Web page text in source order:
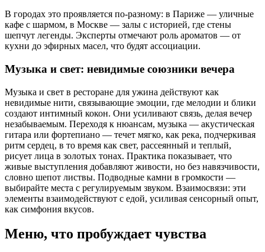
В городах это проявляется по-разному: в Париже — уличные
кафе с шармом, в Москве — залы с историей, где стены
шепчут легенды. Эксперты отмечают роль ароматов — от
кухни до эфирных масел, что будят ассоциации.
Музыка и свет: невидимые союзники вечера
Музыка и свет в ресторане для ужина действуют как
невидимые нити, связывающие эмоции, где мелодии и блики
создают интимный кокон. Они усиливают связь, делая вечер
незабываемым. Переходя к нюансам, музыка — акустическая
гитара или фортепиано — течет мягко, как река, подчеркивая
ритм сердец, в то время как свет, рассеянный и теплый,
рисует лица в золотых тонах. Практика показывает, что
живые выступления добавляют живости, но без навязчивости,
словно шепот листвы. Подводные камни в громкости —
выбирайте места с регулируемым звуком. Взаимосвязи: эти
элементы взаимодействуют с едой, усиливая сенсорный опыт,
как симфония вкусов.
Меню, что пробуждает чувства